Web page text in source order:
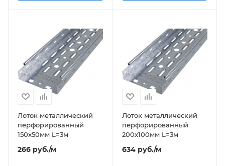
Лоток металлический
перфорированный
150x50мм L=3м
266 руб./м
Лоток металлический
перфорированный
200x100мм L=3м
634руб./м